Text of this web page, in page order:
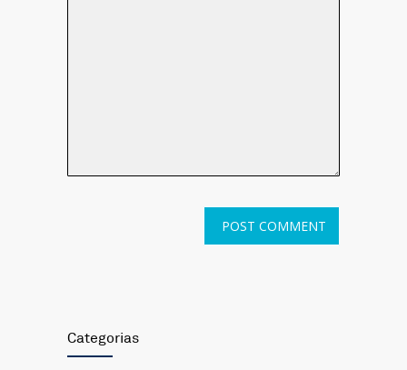
Categorias